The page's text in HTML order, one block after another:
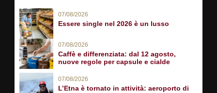
07/08/2026
Essere single nel 2026 è un lusso
07/08/2026
Caffè e differenziata: dal 12 agosto,
nuove regole per capsule e cialde
07/08/2026
L’Etna è tornato in attività: aeroporto di